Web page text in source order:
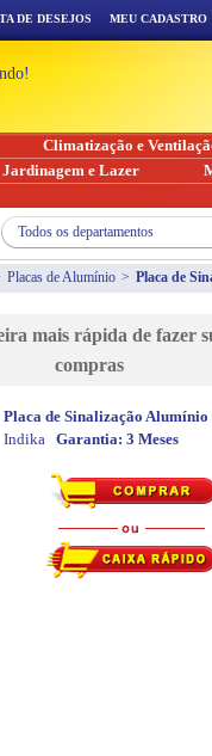
Placas de Alumínio > Placa de
mais rápida de fazer
compras
Placa de Sinalização
Indika Garantia: 3 Meses
DE DESEJOS MEU CADASTRO
Climatização e
Jardinagem e Lazer
Todos os departamentos